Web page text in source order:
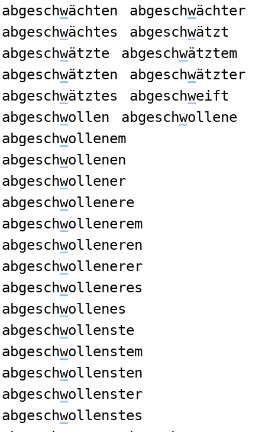
abgeschwächten abgeschwächter
abgeschwächtes abgeschwätzt
abgeschwätzte abgeschwätztem
abgeschwätzten abgeschwätzter
abgeschwätztes abgeschweift
abgeschwollen abgeschwollene
abgeschwollenem
abgeschwollenen
abgeschwollener
abgeschwollenere
abgeschwollenerem
abgeschwolleneren
abgeschwollenerer
abgeschwolleneres
abgeschwollenes
abgeschwollenste
abgeschwollenstem
abgeschwollensten
abgeschwollenster
abgeschwollenstes